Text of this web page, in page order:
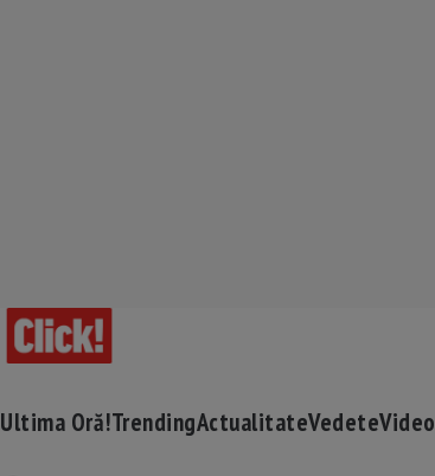
Ultima Oră!TrendingActualitateVedeteVideo